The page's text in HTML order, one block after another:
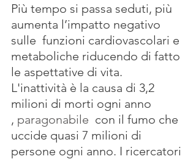
Più tempo si passa seduti, più
aumenta l’impatto negativo
sulle  funzioni cardiovascolari e
metaboliche riducendo di fatto
le aspettative di vita.
L'inattività è la causa di 3,2
milioni di morti ogni anno
, paragonabile con il fumo che
uccide quasi 7 milioni di
persone ogni anno. I ricercatori